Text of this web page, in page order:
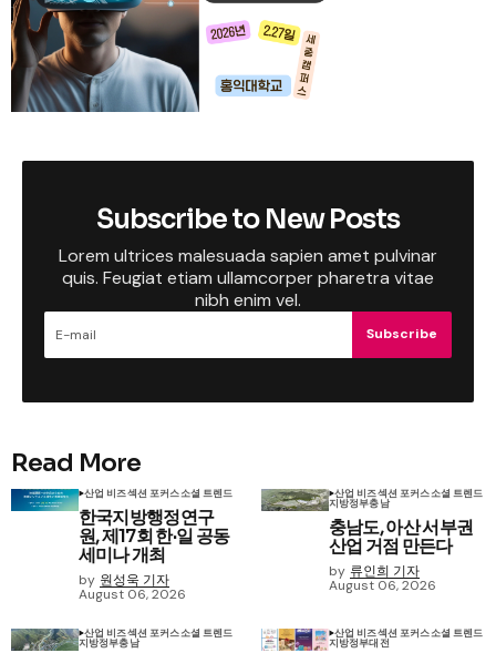
Subscribe to New Posts
Lorem ultrices malesuada sapien amet pulvinar
quis. Feugiat etiam ullamcorper pharetra vitae
nibh enim vel.
Subscribe
Read More
산업 비즈섹션 포커스소셜 트렌드
한국지방행정연구
원, 제17회 한·일 공동
세미나 개최
by 원성욱 기자
August 06, 2026
산업 비즈섹션 포커스소셜 트렌드
지방정부충남
충남도, 아산 서부권
산업 거점 만든다
by 류인희 기자
August 06, 2026
산업 비즈섹션 포커스소셜 트렌드
지방정부충남
산업 비즈섹션 포커스소셜 트렌드
지방정부대전